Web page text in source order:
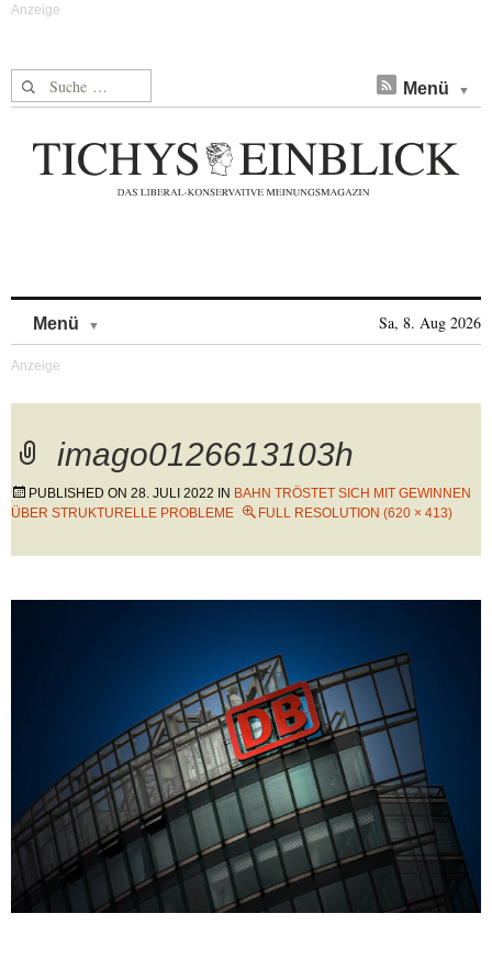
Suche nach: Menü
Menü Sa, 8. Aug 2026
imago0126613103h
PUBLISHED ON 28. JULI 2022 IN BAHN TRÖSTET SICH MIT GEWINNEN
ÜBER STRUKTURELLE PROBLEME
FULL RESOLUTION (620 × 413)